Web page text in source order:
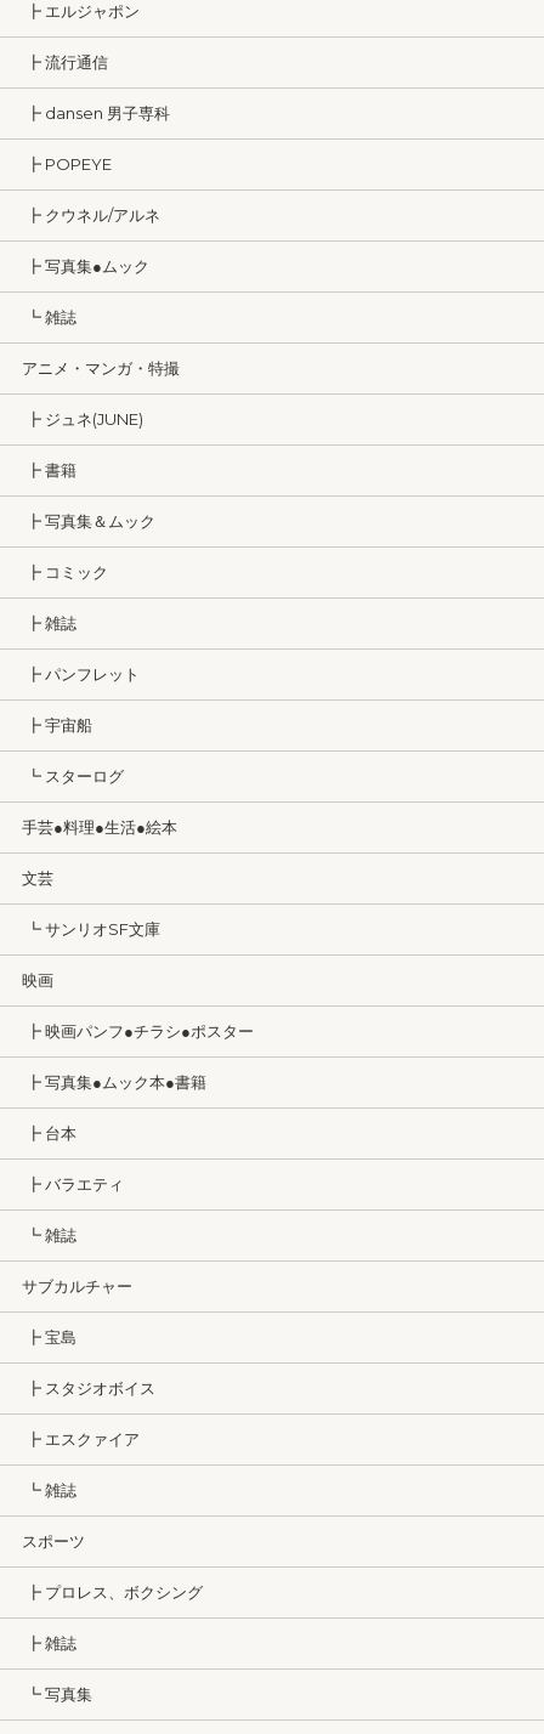
┣ エルジャポン
┣ 流行通信
┣ dansen 男子専科
┣ POPEYE
┣ クウネル/アルネ
┣ 写真集●ムック
┗ 雑誌
アニメ・マンガ・特撮
┣ ジュネ(JUNE)
┣ 書籍
┣ 写真集＆ムック
┣ コミック
┣ 雑誌
┣ パンフレット
┣ 宇宙船
┗ スターログ
手芸●料理●生活●絵本
文芸
┗ サンリオSF文庫
映画
┣ 映画パンフ●チラシ●ポスター
┣ 写真集●ムック本●書籍
┣ 台本
┣ バラエティ
┗ 雑誌
サブカルチャー
┣ 宝島
┣ スタジオボイス
┣ エスクァイア
┗ 雑誌
スポーツ
┣ プロレス、ボクシング
┣ 雑誌
┗ 写真集